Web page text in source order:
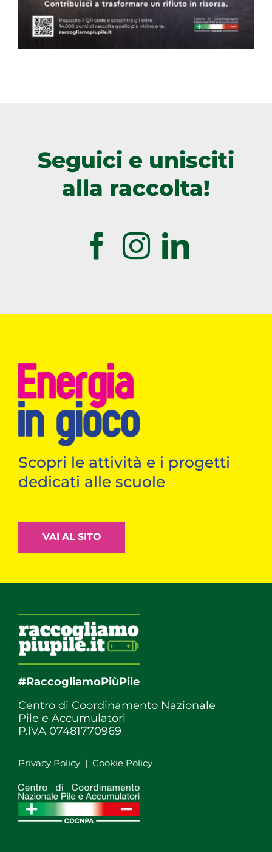
Seguici e unisciti
alla raccolta!
Scopri le attività e i progetti
dedicati alle scuole
VAI AL SITO
#RaccogliamoPiùPile
Centro di Coordinamento Nazionale
Pile e Accumulatori
P.IVA 07481770969
Privacy Policy| Cookie Policy